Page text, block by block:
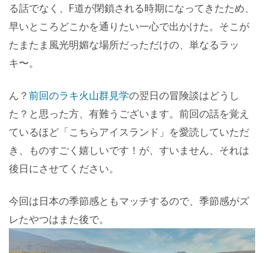
る話でなく、F道が閉鎖される時期になってきたため、
早いところどこかを通りたい一心で出かけた。そこが
たまたま風光明媚な場所だっただけの、単なるラッ
キ〜。
ん？前回のラキ火山群見学の翌日の冒険談はどうし
た？と思った方、有難うございます。前回の話を覚え
ているほど「こちらアイスランド」を愛読していただ
き、ものすごく嬉しいです！が、すいません、それは
後日にさせてください。
今回は日本の季節感ともマッチするので、季節感がズ
レたやつはまた後で。